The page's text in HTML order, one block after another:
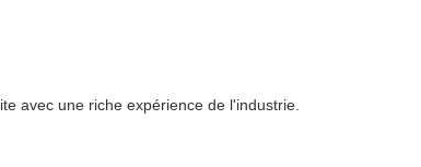
avec une riche expérience de l'industrie.